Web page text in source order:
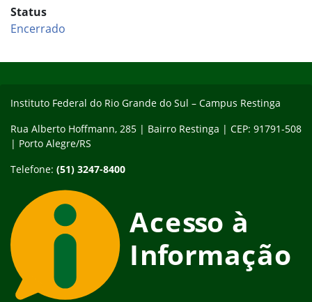
Status
Encerrado
Instituto Federal do Rio Grande do Sul – Campus Restinga
Rua Alberto Hoffmann, 285 | Bairro Restinga | CEP: 91791-508
| Porto Alegre/RS
Telefone: (51) 3247-8400